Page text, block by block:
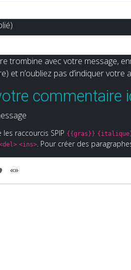
trombine avec votre message,
et n’oubliez pas d’indiquer votre
commentaire
raccourcis SPIP {{gras}}
<ins>. Pour créer des